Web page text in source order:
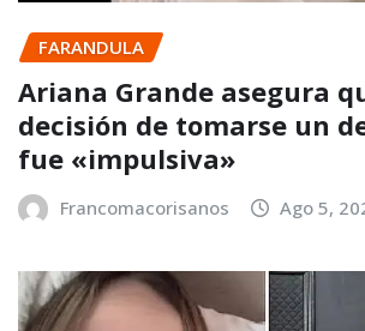
FARANDULA
Ariana Grande asegura
decisión de tomarse un
fue «impulsiva»
Francomacorisanos Ago 5,